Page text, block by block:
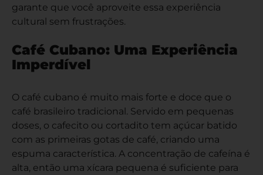
garante que você aproveite essa experiência
cultural sem frustrações.
Café Cubano: Uma Experiência
Imperdível
O café cubano é muito mais forte e doce que o
café brasileiro tradicional. Servido em pequenas
doses, o cafecito ou cortadito tem açúcar batido
com as primeiras gotas de café, criando uma
espuma característica. A concentração de cafeína é
alta, então uma xícara pequena é suficiente para